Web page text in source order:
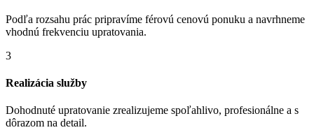
Podľa rozsahu prác pripravíme férovú cenovú ponuku a navrhneme
vhodnú frekvenciu upratovania.
3
Realizácia služby
Dohodnuté upratovanie zrealizujeme spoľahlivo, profesionálne a s
dôrazom na detail.